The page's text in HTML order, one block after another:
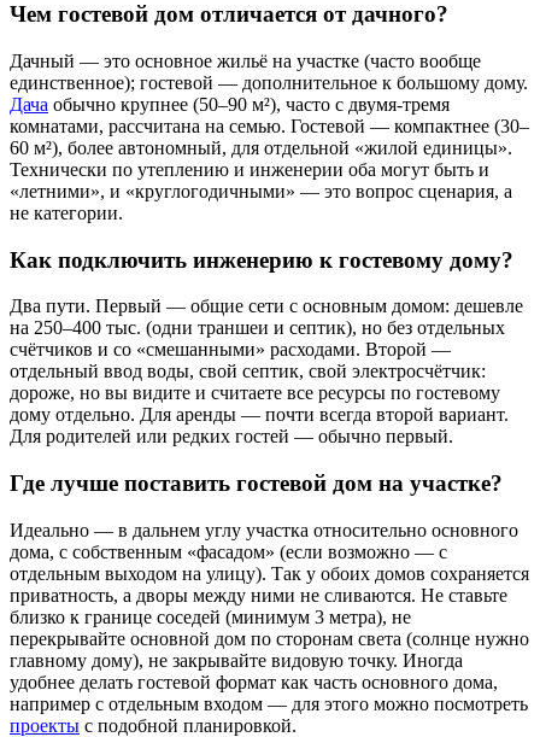
Чем гостевой дом отличается от дачного?
Дачный — это основное жильё на участке (часто вообще
единственное); гостевой — дополнительное к большому дому.
Дача обычно крупнее (50–90 м²), часто с двумя-тремя
комнатами, рассчитана на семью. Гостевой — компактнее (30–
60 м²), более автономный, для отдельной «жилой единицы».
Технически по утеплению и инженерии оба могут быть и
«летними», и «круглогодичными» — это вопрос сценария, а
не категории.
Как подключить инженерию к гостевому дому?
Два пути. Первый — общие сети с основным домом: дешевле
на 250–400 тыс. (одни траншеи и септик), но без отдельных
счётчиков и со «смешанными» расходами. Второй —
отдельный ввод воды, свой септик, свой электросчётчик:
дороже, но вы видите и считаете все ресурсы по гостевому
дому отдельно. Для аренды — почти всегда второй вариант.
Для родителей или редких гостей — обычно первый.
Где лучше поставить гостевой дом на участке?
Идеально — в дальнем углу участка относительно основного
дома, с собственным «фасадом» (если возможно — с
отдельным выходом на улицу). Так у обоих домов сохраняется
приватность, а дворы между ними не сливаются. Не ставьте
близко к границе соседей (минимум 3 метра), не
перекрывайте основной дом по сторонам света (солнце нужно
главному дому), не закрывайте видовую точку. Иногда
удобнее делать гостевой формат как часть основного дома,
например с отдельным входом — для этого можно посмотреть
проекты с подобной планировкой.